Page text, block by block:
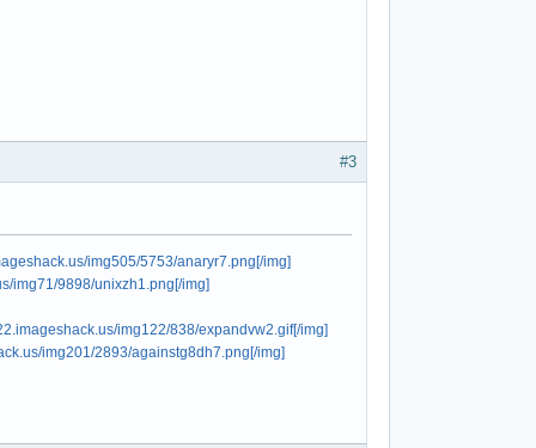
#3
img505/5753/anaryr7.png[/img]
img71/9898/unixzh1.png[/img]
img122/838/expandvw2.gif[/img]
img201/2893/againstg8dh7.png[/img]